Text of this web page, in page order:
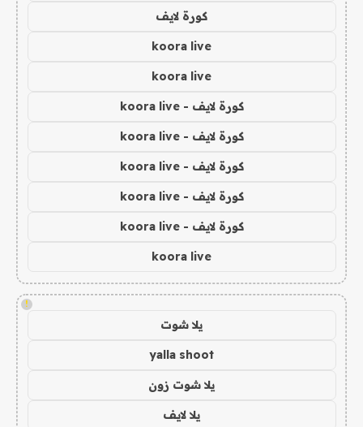
كورة لايف
koora live
koora live
كورة لايف - koora live
كورة لايف - koora live
كورة لايف - koora live
كورة لايف - koora live
كورة لايف - koora live
koora live
!
يلا شوت
yalla shoot
يلا شوت زون
يلا لايف